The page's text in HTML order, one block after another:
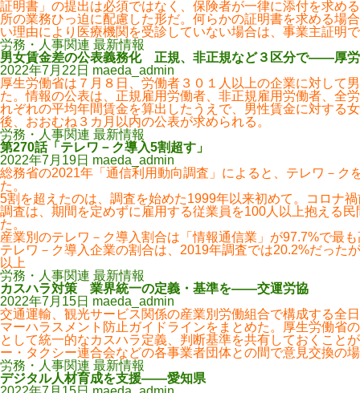
証明書」の提出は必須ではなく、保険者が一律に添付を求め
所の業務ひっ迫に配慮した形だ。何らかの証明書を求める
い理由により医療機関を受診していない場合は、事業主証明
労務・人事関連 最新情報
男女賃金差の公表義務化 正規、非正規など３区分で――厚労
2022年7月22日 maeda_admin
厚生労働省は７月８日、労働者３０１人以上の企業に対して
た。情報の公表は、正規雇用労働者、非正規雇用労働者、全
れぞれの平均年間賃金を算出したうえで、男性賃金に対する
後、おおむね３カ月以内の公表が求められる。
労務・人事関連 最新情報
第270話「テレワ－ク導入5割超す」
2022年7月19日 maeda_admin
総務省の2021年「通信利用動向調査」によると、テレワ－
た。
5割を超えたのは、調査を始めた1999年以来初めて。コロナ
調査は、期間を定めずに雇用する従業員を100人以上抱える
た。
産業別のテレワ－ク導入割合は「情報通信業」が97.7%で最
テレワ－ク導入企業の割合は、2019年調査では20.2%だった
以上
労務・人事関連 最新情報
カスハラ対策 業界統一の定義・基準を――交運労協
2022年7月15日 maeda_admin
交通運輸、観光サービス関係の産業別労働組合で構成する全
マーハラスメント防止ガイドラインをまとめた。厚生労働省
として統一的なカスハラ定義、判断基準を共有しておくこと
ー・タクシー連合会などの各事業者団体との間で意見交換の
労務・人事関連 最新情報
デジタル人材育成を支援――愛知県